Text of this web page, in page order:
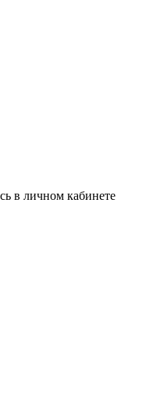
в личном кабинете